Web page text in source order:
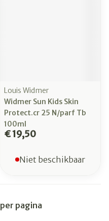
Louis Widmer
Widmer Sun Kids Skin
Protect.cr 25 N/parf Tb
100ml
€ 19,50
Niet beschikbaar
per pagina